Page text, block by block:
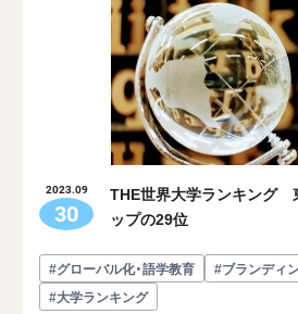
2023.09
30
THE世界大学ランキング
ップの29位
#グローバル化・語学教育 #ブランディ
#大学ランキング